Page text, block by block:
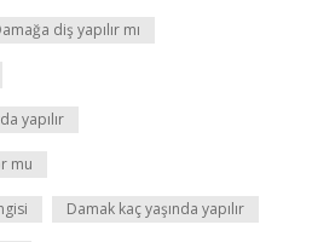
diş yapılır mı
yapılır
mu
Damak kaç yaşında yapılır